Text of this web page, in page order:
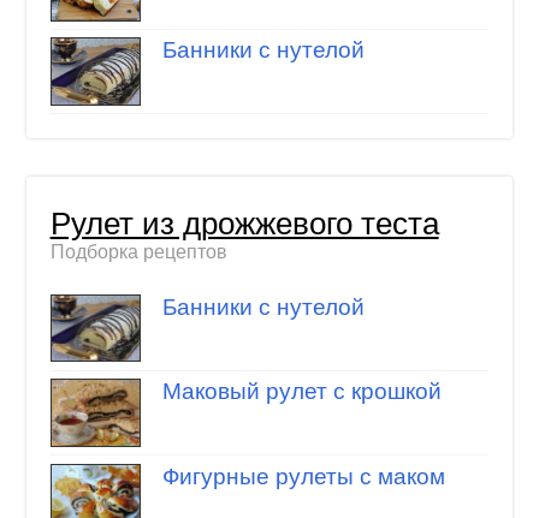
Банники с нутелой
Рулет из дрожжевого теста
Подборка рецептов
Банники с нутелой
Маковый рулет с крошкой
Фигурные рулеты с маком